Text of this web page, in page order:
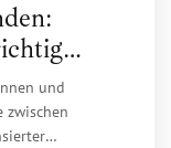
und
zwischen